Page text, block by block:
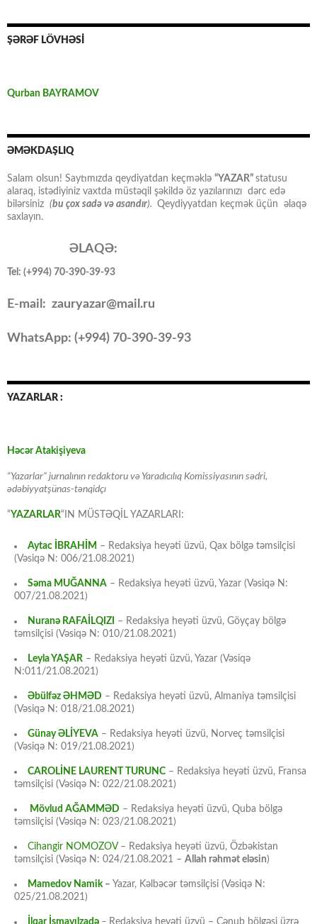
ŞƏRƏF LÖVHƏSİ
Qurban BAYRAMOV
ƏMƏKDAŞLIQ
Salam olsun! Saytımızda qeydiyatdan keçməklə “YAZAR” statusu
alaraq, istədiyiniz vaxtda müstəqil şəkildə öz yazılarınızı dərc edə
bilərsiniz (bu çox sadə və asandır). Qeydiyyatdan keçmək üçün əlaqə
saxlayın.
ƏLAQƏ:
Tel: (+994) 70-390-39-93
E-mail: zauryazar@mail.ru
WhatsApp: (+994) 70-390-39-93
YAZARLAR :
Həcər Atakişiyeva
“Yazarlar” jurnalının redaktoru və Yaradıcılıq Komissiyasının sədri,
ədəbiyyatşünas-tənqidçı
“YAZARLAR“IN MÜSTƏQİL YAZARLARI:
Aytac İBRAHİM – Redaksiya heyəti üzvü, Qax bölgə təmsilçisi
(Vəsiqə N: 006/21.08.2021)
Səma MUĞANNA – Redaksiya heyəti üzvü, Yazar (Vəsiqə N:
007/21.08.2021)
Nuranə RAFAİLQIZI
– Redaksiya heyəti üzvü, Göyçay bölgə
təmsilçisi (Vəsiqə N: 010/21.08.2021)
Leyla YAŞAR – Redaksiya heyəti üzvü, Yazar (Vəsiqə
N:011/21.08.2021)
Əbülfəz ƏHMƏD – Redaksiya heyəti üzvü, Almaniya təmsilçisi
(Vəsiqə N: 018/21.08.2021)
Günay ƏLİYEVA – Redaksiya heyəti üzvü, Norveç təmsilçisi
(Vəsiqə N: 019/21.08.2021)
CAROLİNE LAURENT TURUNC – Redaksiya heyəti üzvü, Fransa
təmsilçisi (Vəsiqə N: 022/21.08.2021)
Mövlud AĞAMMƏD – Redaksiya heyəti üzvü, Quba bölgə
təmsilçisi (Vəsiqə N: 023/21.08.2021)
Cihangir NOMOZOV– Redaksiya heyəti üzvü, Özbəkistan
təmsilçisi (Vəsiqə N: 024/21.08.2021 – Allah rəhmət eləsin)
Mamedov Namik– Yazar, Kəlbəcər təmsilçisi (Vəsiqə N:
025/21.08.2021)
İlqar İsmayılzadə – Redaksiya heyəti üzvü – Cənub bölgəsi üzrə